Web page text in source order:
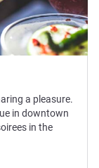
a pleasure.
in downtown
in the